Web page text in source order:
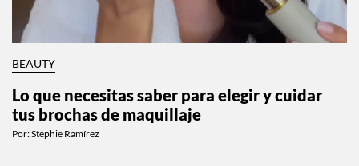
BEAUTY
Lo que necesitas saber para elegir y cuidar
tus brochas de maquillaje
Por:Stephie Ramírez